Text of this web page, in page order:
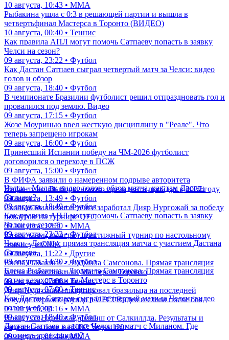
10 августа, 10:43 • ММА
Рыбакина ушла с 0:3 в решающей партии и вышла в
четвертьфинал Мастерса в Торонто (ВИДЕО)
10 августа, 00:40 • Теннис
Как правила АПЛ могут помочь Сатпаеву попасть в заявку
Челси на сезон?
09 августа, 23:22 • Футбол
Как Дастан Сатпаев сыграл четвертый матч за Челси: видео
голов и обзор
09 августа, 18:40 • Футбол
В чемпионате Бразилии футболист решил отпраздновать гол и
провалился под землю. Видео
09 августа, 17:15 • Футбол
Жозе Моуринью ввел жесткую дисциплину в "Реале". Что
теперь запрещено игрокам
09 августа, 16:00 • Футбол
Принесший Испании победу на ЧМ-2026 футболист
договорился о переходе в ПСЖ
09 августа, 15:00 • Футбол
В ФИФА заявили о намеренном подрыве авторитета
Инфантино. Выборы нового президента пройдут в 2027 году
09 августа, 13:49 • Футбол
Сколько миллионов тенге заработал Дияр Нургожай за победу
нокаутом на турнире UFC
09 августа, 12:30 • ММА
Казахстанец выиграл престижный турнир по настольному
теннису в США
09 августа, 11:22 • Другие
Елена Рыбакина - Людмила Самсонова. Прямая трансляция
матча казахстанки на Мастерс в Торонто
09 августа, 07:00 • Теннис
Дияр Нургожай нокаутировал бразильца на последней
секунде первого раунда в UFC! Видео и слова после боя
09 августа, 04:16 • ММА
Нокаут от Нургожая, финиш от Салкиллда. Результаты и
видео всех боев на UFC Vegas 120
09 августа, 01:44 • ММА
Челси - Милан: видео голов, обзор матча, как там Дастан
Сатпаев?
08 августа, 18:49 • Футбол
Как правила АПЛ могут помочь Сатпаеву попасть в заявку
Челси на сезон?
09 августа, 23:22 • Футбол
Челси - Джохор: прямая трансляция матча с участием Дастана
Сатпаева
08 августа, 14:30 • Футбол
Елена Рыбакина - Людмила Самсонова. Прямая трансляция
матча казахстанки на Мастерс в Торонто
09 августа, 07:00 • Теннис
Как Дастан Сатпаев сыграл четвертый матч за Челси: видео
голов и обзор
09 августа, 18:40 • Футбол
Дастан Сатпаев в заявке Челси на матч с Миланом. Где
смотреть трансляцию?